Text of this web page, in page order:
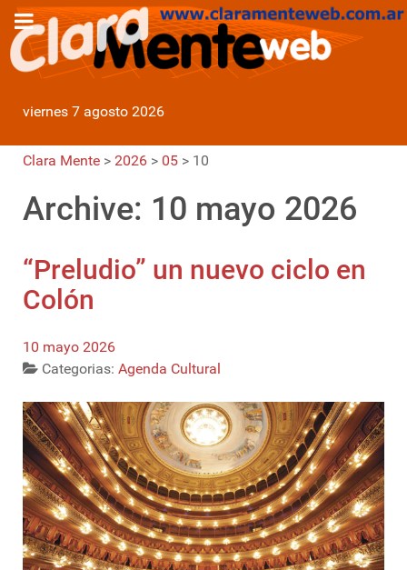
viernes 7 agosto 2026
Clara Mente > 2026 > 05 > 10
Archive: 10 mayo 2026
“Preludio” un nuevo ciclo en
Colón
10 mayo 2026
Categorias: Agenda Cultural